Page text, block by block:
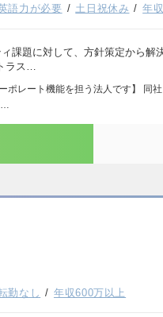
語力が必要 土日祝休み 年
課題に対して、方針策定から解
ラス…
ポレート機能を担う法人です】 同社
勤なし 年収600万以上